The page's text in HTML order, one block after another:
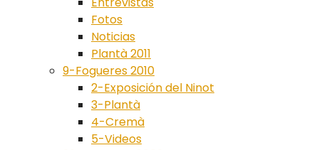
Fotos
Noticias
Plantà 2011
9-Fogueres 2010
2-Exposición del Ninot
3-Plantà
4-Cremà
5-Videos